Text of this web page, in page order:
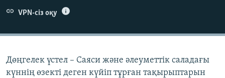
ЖАЗЫЛЫҢЫЗ
VPN-сіз оқу
Дөңгелек үстел – Саяси және әлеуметтік саладағы
күннің өзекті деген күйіп тұрған тақырыптарын